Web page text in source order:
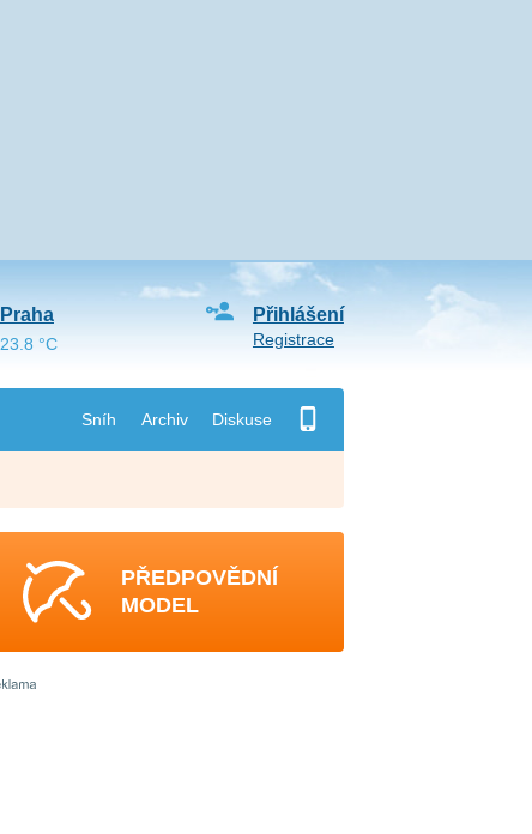
Sníh Archiv Diskuse
Přihlášení
Registrace
Praha
23.8 °C
PŘEDPOVĚDNÍ
MODEL